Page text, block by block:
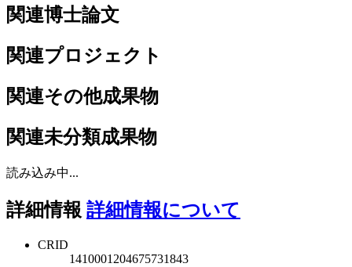
関連博士論文
関連プロジェクト
関連その他成果物
関連未分類成果物
読み込み中...
詳細情報 詳細情報について
CRID
1410001204675731843